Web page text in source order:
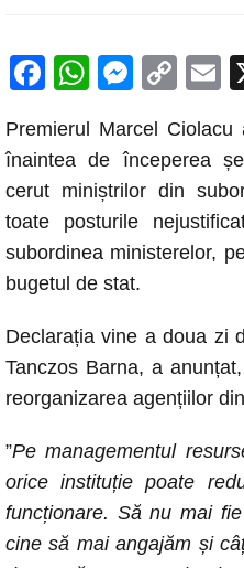
F
c
e
b
o
o
W
at
s
A
p
p
M
ss
e
n
g
er
C
p
y
Li
n
E
Premierul Marcel
înaintea de începerea
cerut miniștrilor din
toate posturile
subordinea ministerelor,
bugetul de stat.
Declarația vine a doua zi
Tanczos Barna, a
reorganizarea agențiilor
”Pe managementul
orice instituție poate
funcționare. Să nu mai
cine să mai angajăm și